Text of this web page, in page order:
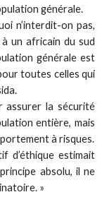
générale.
n’interdit-on pas,
un africain du sud
générale est
toutes celles qui
assurer la sécurité
entière, mais
à risques.
d’éthique estimait
absolu, il ne
»